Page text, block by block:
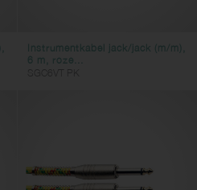
Instrumentkabel jack/jack (m/m),
6 m, roze...